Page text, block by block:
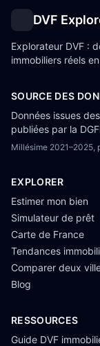
DVF
Explorateur DVF :
immobiliers réels
SOURCE DES
Données issues
publiées par la
Millésime 2021–2025,
EXPLORER
Estimer mon bien
Simulateur de prêt
Carte de France
Tendances
Comparer deux
Blog
RESSOURCES
Guide DVF